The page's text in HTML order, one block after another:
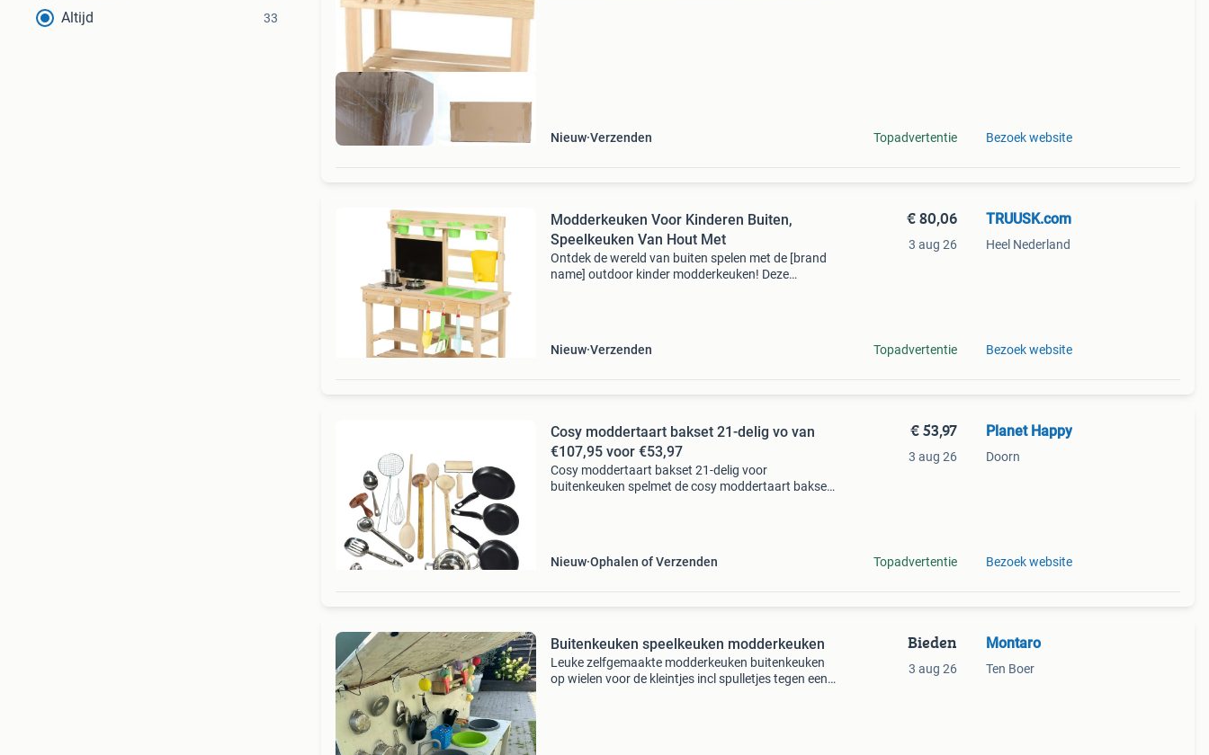
Altijd 33
Nieuw Verzenden Topadvertentie Bezoek website
Modderkeuken Voor Kinderen Buiten,
Speelkeuken Van Hout Met
Ontdek de wereld van buiten spelen met de [brand
name] outdoor kinder modderkeuken! Deze
Nieuw Verzenden
€ 80,06
3 aug 26
Topadvertentie
TRUUSK.com
Heel Nederland
Bezoek website
Cosy moddertaart bakset 21-delig vo van
€107,95 voor €53,97
Cosy moddertaart bakset 21-delig voor
buitenkeuken spelmet de cosy moddertaart bakset
Nieuw Ophalen of Verzenden
€ 53,97
3 aug 26
Topadvertentie
Planet Happy
Doorn
Bezoek website
Buitenkeuken speelkeuken modderkeuken
Leuke zelfgemaakte modderkeuken buitenkeuken
op wielen voor de kleintjes incl spulletjes tegen een
Bieden
3 aug 26
Montaro
Ten Boer